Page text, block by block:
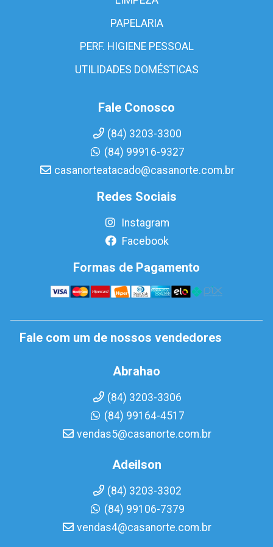
PAPELARIA
PERF. HIGIENE PESSOAL
UTILIDADES DOMÉSTICAS
Fale Conosco
(84) 3203-3300
(84) 99916-9327
casanorteatacado@casanorte.com.br
Redes Sociais
Instagram
Facebook
Formas de Pagamento
Fale com um de nossos vendedores
Abrahao
(84) 3203-3306
(84) 99164-4517
vendas5@casanorte.com.br
Adeilson
(84) 3203-3302
(84) 99106-7379
vendas4@casanorte.com.br